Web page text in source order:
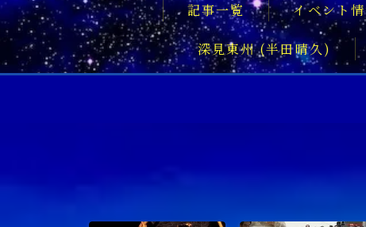
記事一覧 イベント
深見東州 (半田晴久)
フロントページ